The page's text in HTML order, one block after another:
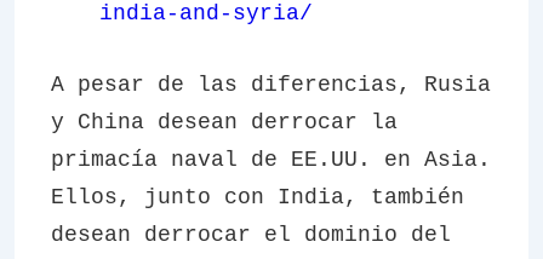
india-and-syria/
A pesar de las diferencias, Rusia
y China desean derrocar la
primacía naval de EE.UU. en Asia.
Ellos, junto con India, también
desean derrocar el dominio del